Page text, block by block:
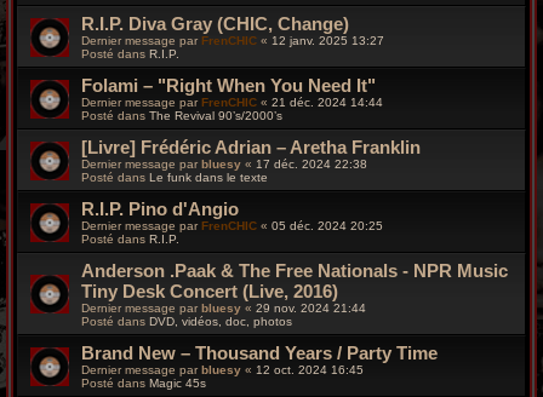
R.I.P. Diva Gray (CHIC, Change)
Dernier message par FrenCHIC « 12 janv. 2025 13:27
Posté dans R.I.P.
Folami – "Right When You Need It"
Dernier message parFrenCHIC « 21 déc. 2024 14:44
Posté dans The Revival 90’s/2000’s
[Livre] Frédéric Adrian – Aretha Franklin
Dernier message par bluesy « 17 déc. 2024 22:38
Posté dans Le funk dans le texte
R.I.P. Pino d'Angio
Dernier message parFrenCHIC « 05 déc. 2024 20:25
Posté dans R.I.P.
Anderson .Paak & The Free Nationals - NPR Music
Tiny Desk Concert (Live, 2016)
Dernier message par bluesy « 29 nov. 2024 21:44
Posté dans DVD, vidéos, doc, photos
Brand New – Thousand Years / Party Time
Dernier message parbluesy « 12 oct. 2024 16:45
Posté dans Magic 45s